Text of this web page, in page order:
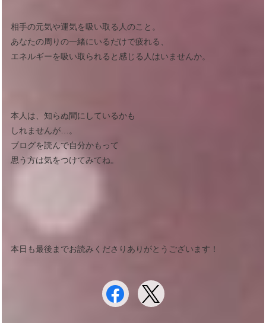
相手の元気や運気を吸い取る人のこと。
あなたの周りの一緒にいるだけで疲れる、
エネルギーを吸い取られると感じる人はいませんか。
本人は、知らぬ間にしているかも
しれませんが…。
ブログを読んで自分かもって
思う方は気をつけてみてね。
本日も最後までお読みくださりありがとうございます！